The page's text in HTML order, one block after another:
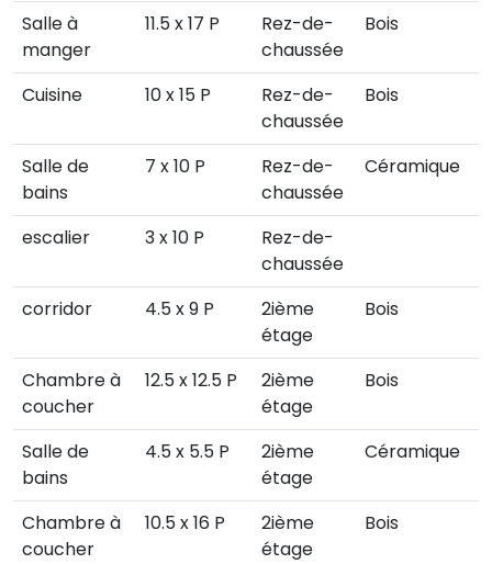
Salle à
manger
11.5 x 17 P
Rez-de-
chaussée
Bois
Cuisine 10 x 15 P
Rez-de-
chaussée
Bois
Salle de
bains
7 x 10 P
Rez-de-
chaussée
Céramique
escalier 3 x 10 P
Rez-de-
chaussée
corridor
4.5 x 9 P
2ième
étage
Bois
Chambre à
coucher
12.5 x 12.5 P
2ième
étage
Bois
Salle de
bains
4.5 x 5.5 P
2ième
étage
Céramique
Chambre à
coucher
10.5 x 16 P
2ième
étage
Bois